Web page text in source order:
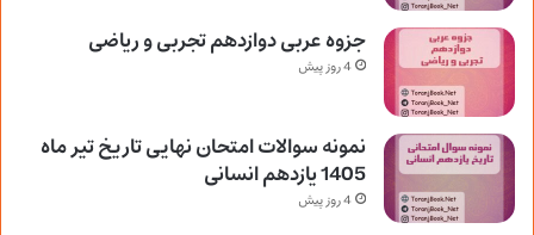
جزوه عربی دوازدهم تجربی و ریاضی
4 روز پیش
نمونه سوالات امتحان نهایی تاریخ تیر ماه
1405 یازدهم انسانی
4 روز پیش